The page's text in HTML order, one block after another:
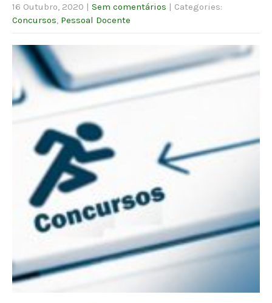
16 Outubro, 2020 | Sem comentários | Categories:
Concursos Pessoal Docente